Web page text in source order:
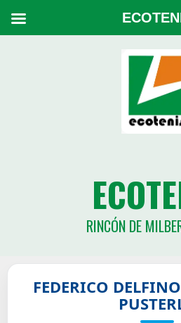
RINCÓN DE
FEDERICO